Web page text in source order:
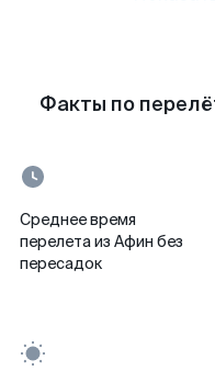
Факты по
Среднее время
перелета из Афин без
пересадок